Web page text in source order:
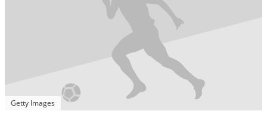
Getty Images